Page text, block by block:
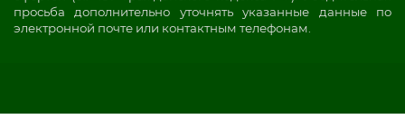
просьба дополнительно уточнять указанные данные по
электронной почте или контактным телефонам.